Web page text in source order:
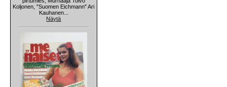
Koljonen, "Suomen Eichmann" Ari
Kauhanen...
Näytä